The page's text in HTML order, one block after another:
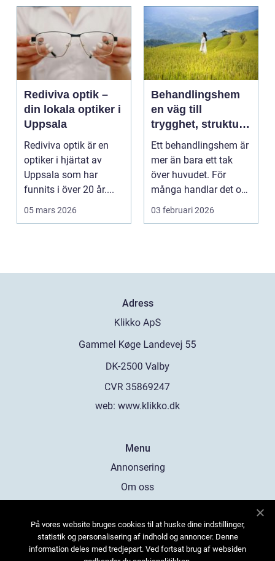
Rediviva optik –
din lokala optiker i
Uppsala
Rediviva optik är en
optiker i hjärtat av
Uppsala som har
funnits i över 20 år....
05 mars 2026
Behandlingshem
en väg till
trygghet, struktur
och förändring
Ett behandlingshem är
mer än bara ett tak
över huvudet. För
många handlar det om
att få en chans att...
03 februari 2026
Adress
web: www.klikko.dk
Menu
Annonsering
Om oss
Kontakta oss
Sitemap
På vores website bruges cookies til at huske dine indstillinger,
statistik og personalisering af indhold og annoncer. Denne
information deles med tredjepart. Ved fortsat brug af websiden